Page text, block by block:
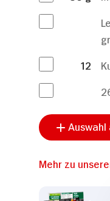
12
Mehr zu